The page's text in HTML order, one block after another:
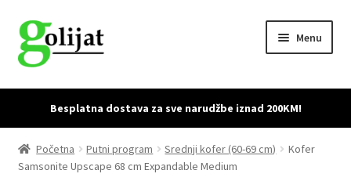
Skip
to
navigation
Skip
to
content
Menu
Početna
Accessories
Cart
Besplatna dostava za sve narudžbe iznad 200KM!
Početna Putni program Srednji kofer (60-69 cm)
Kofer
Samsonite Upscape 68 cm Expandable Medium